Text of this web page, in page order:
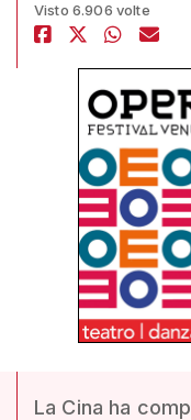
Visto 6.906 volte
La Cina ha